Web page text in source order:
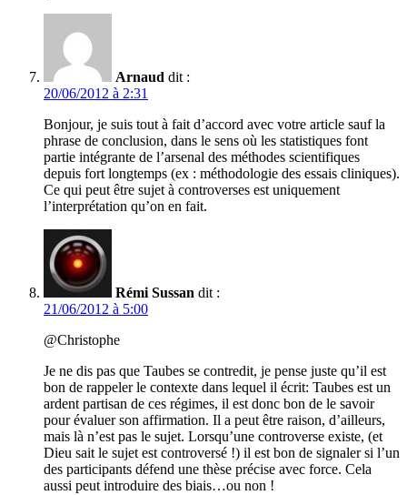
Arnaud dit :
20/06/2012 à 2:31
Bonjour, je suis tout à fait d’accord avec votre article sauf la
phrase de conclusion, dans le sens où les statistiques font
partie intégrante de l’arsenal des méthodes scientifiques
depuis fort longtemps (ex : méthodologie des essais cliniques).
Ce qui peut être sujet à controverses est uniquement
l’interprétation qu’on en fait.
Rémi Sussan dit :
21/06/2012 à 5:00
@Christophe
Je ne dis pas que Taubes se contredit, je pense juste qu’il est
bon de rappeler le contexte dans lequel il écrit: Taubes est un
ardent partisan de ces régimes, il est donc bon de le savoir
pour évaluer son affirmation. Il a peut être raison, d’ailleurs,
mais là n’est pas le sujet. Lorsqu’une controverse existe, (et
Dieu sait le sujet est controversé !) il est bon de signaler si l’un
des participants défend une thèse précise avec force. Cela
aussi peut introduire des biais…ou non !